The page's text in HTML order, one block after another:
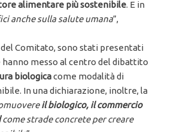
alimentare più sostenibile. E in
anche sulla salute umana”,
Comitato, sono stati presentati
messo al centro del dibattito
biologicacome modalità di
In una dichiarazione, inoltre, la
il biologico, il commercio
come strade concrete per creare